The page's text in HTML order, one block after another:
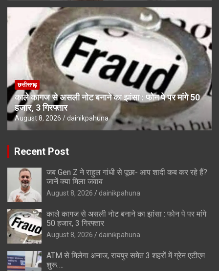
छत्तीसगढ़
काले कागज से असली नोट बनाने का झांसा : फोन पे पर मांगे 50
हजार, 3 गिरफ्तार
August 8, 2026 dainikpahuna
Recent Post
जब Gen Z ने राहुल गांधी से पूछा- आप शादी कब कर रहे हैं?
जानें क्या मिला जवाब
August 8, 2026 dainikpahuna
काले कागज से असली नोट बनाने का झांसा : फोन पे पर मांगे
50 हजार, 3 गिरफ्तार
August 8, 2026 dainikpahuna
ATM से मिलेगा अनाज, रायपुर समेत 3 शहरों में ग्रेन एटीएम
शुरू….